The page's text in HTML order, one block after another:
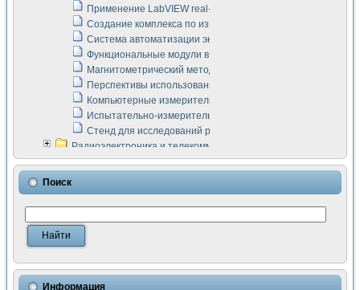
Применение LabVIEW real-time module для
Создание комплекса по измерению скорости подвижного
Система автоматизации экспериментальных
Функциональные модули в стандарте Nl SCXI для
Магнитометрический метод в дефектоскопии сварных
Перспективы использования машинного зрения в
Компьютерные измерительные системы для
Испытательно-измерительный комплекс аппаратуры для
Стенд для исследований рабочих процессов ДВС в
Радиоэлектроника и телекоммуникации
LabVIEW в расчетах радиолиний систем передачи данных
Аппаратно-программный комплекс для исследования
Виртуальный лабораторный стенд для исследования
Измерение шумовых параметров операционных
Измерительный преобразователь на основе цифровой
Использование NI LabVIEW для математического
Исследовние возможности создания измерителя ВАХ
Поиск
Информация